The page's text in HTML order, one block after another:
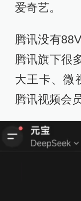
爱奇艺。
腾讯没有
腾讯旗下很
大王卡、微
腾讯视频会